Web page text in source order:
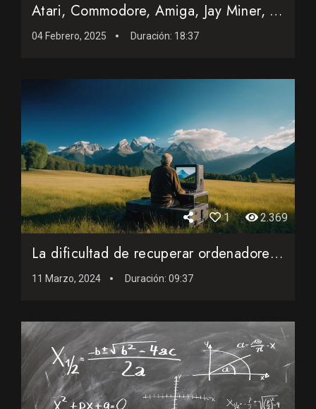
Atari, Commodore, Amiga, Jay Miner, y Jack Tramiel: Historia...
04 Febrero, 2025 Duración: 18:37
1 2.369
La dificultad de recuperar ordenadores antiguos
11 Marzo, 2024 Duración: 09:37